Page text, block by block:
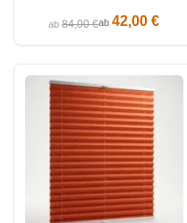
ab84,00 €ab42,00 €